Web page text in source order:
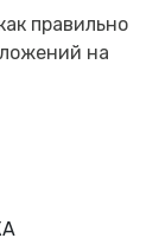
правильно
на